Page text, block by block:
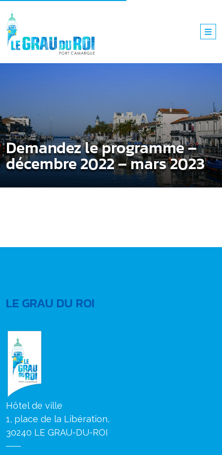
Demandez le programme –
décembre 2022 – mars 2023
LE GRAU DU ROI
Hôtel de ville
1, place de la Libération,
30240 LE GRAU-DU-ROI